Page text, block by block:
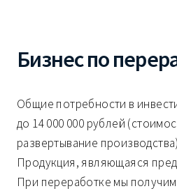
Бизнес по
Общие потребности в
до 14 000 000 рублей
развертывание
Продукция, являющаяся
При переработке мы